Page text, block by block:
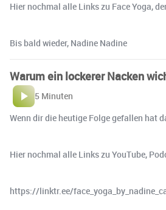
Hier nochmal alle Links zu Face Yoga,
Bis bald wieder, Nadine Nadine
Warum ein lockerer Nacken
5 Minuten
Wenn dir die heutige Folge gefallen hat
Hier nochmal alle Links zu YouTube,
https://linktr.ee/